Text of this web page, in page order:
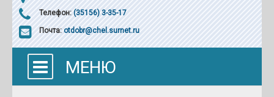
Телефон: (35156) 3-35-17
Почта: otdobr@chel.surnet.ru
МЕНЮ